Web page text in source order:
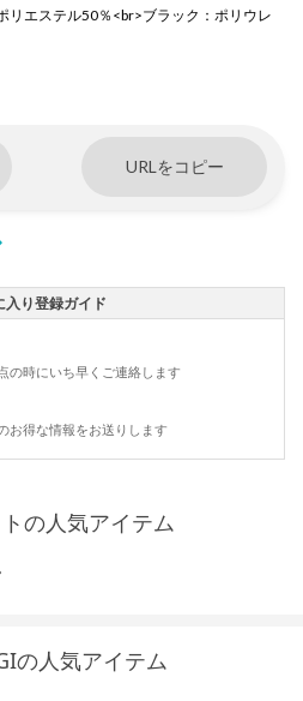
リエステル50％<br>ブラック：ポリウレ
URLをコピー
入り登録ガイド
の時にいち早くご連絡します
お得な情報をお送りします
の人気アイテム
の人気アイテム